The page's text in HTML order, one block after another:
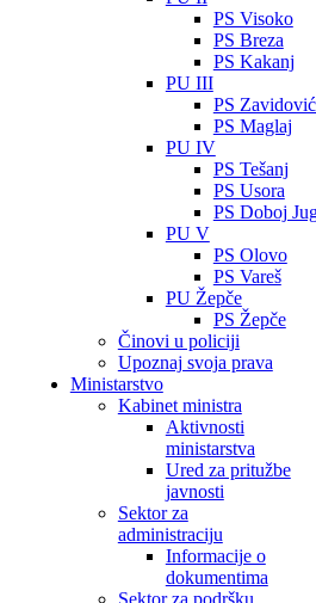
PS Visoko
PS Breza
PS Kakanj
PU III
PS
PS Maglaj
PU IV
PS Tešanj
PS Usora
PS Doboj
PU V
PS Olovo
PS Vareš
PU Žepče
PS Žepče
Činovi u policiji
Upoznaj svoja prava
Ministarstvo
Kabinet ministra
Aktivnosti
ministarstva
Ured za pritužbe
javnosti
Sektor za
administraciju
Informacije o
dokumentima
Sektor za podršku